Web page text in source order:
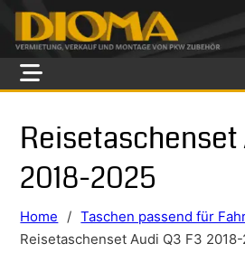
Skip to main content
Skip to footer
Reisetaschenset
2018-2025
Home / Taschen passend für
Reisetaschenset Audi Q3 F3